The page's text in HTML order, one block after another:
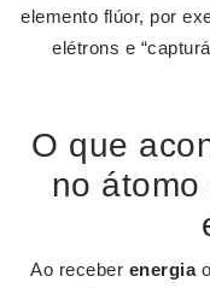
elemento flúor, por
elétrons e
O que
no
Ao receber energiao